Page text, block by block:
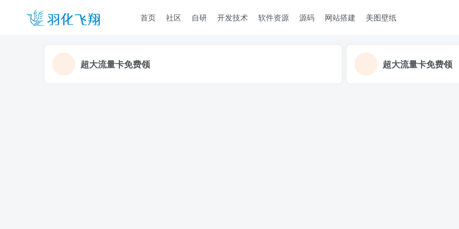
首页 社区 自研 开发技术 软件资源 源码 网站搭建 美图壁纸
超大流量卡免费领 超大流量卡免费领